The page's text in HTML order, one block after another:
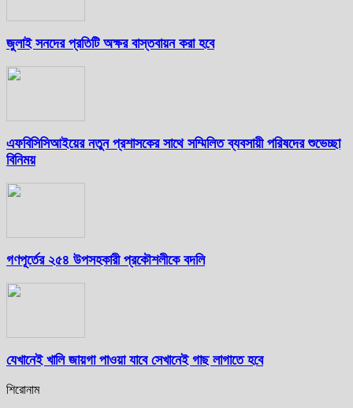
জুলাই সনদের প্রতিটি অক্ষর বাস্তবায়ন করা হবে
এফবিসিসিআইয়ের নতুন প্রশাসকের সাথে সম্মিলিত ব্যবসায়ী পরিষদের শুভেচ্ছা
বিনিময়
গণপূর্তের ২৫৪ উপসহকারী প্রকৌশলীকে বদলি
যেখানেই খালি জায়গা পাওয়া যাবে সেখানেই গাছ লাগাতে হবে
শিরোনাম